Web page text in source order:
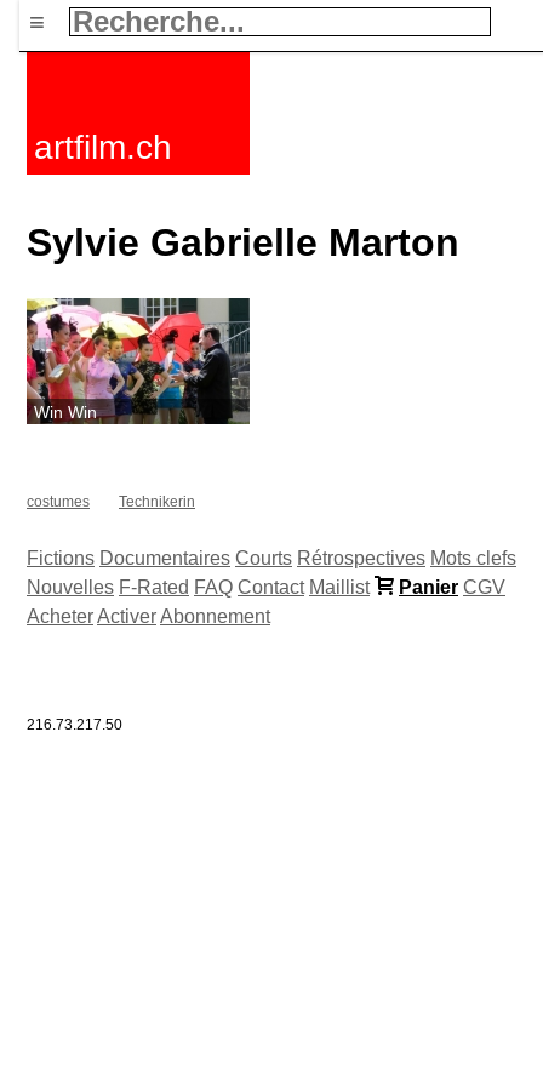
≡
artfilm.ch
Sylvie Gabrielle Marton
Win Win
costumes Technikerin
Fictions Documentaires Courts Rétrospectives Mots clefs
Nouvelles F-Rated FAQ Contact Maillist Panier CGV
AcheterActiverAbonnement
216.73.217.50